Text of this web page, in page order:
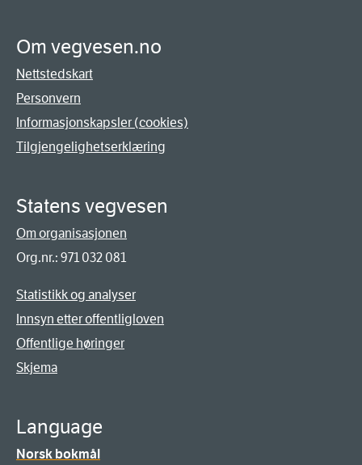
Om vegvesen.no
Nettstedskart
Personvern
Informasjonskapsler (cookies)
Tilgjengelighetserklæring
Statens vegvesen
Om organisasjonen
Org.nr.: 971 032 081
Statistikk og analyser
Innsyn etter offentligloven
Offentlige høringer
Skjema
Language
Norsk bokmål